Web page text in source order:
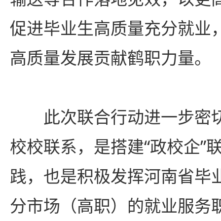
促进毕业生高质量充分就业
高质量发展贡献鹤职力量。
此次联合行动进一步密
校校联系，是搭建“政校企”
践，也是积极发挥河南省毕
分市场（高职）的就业服务